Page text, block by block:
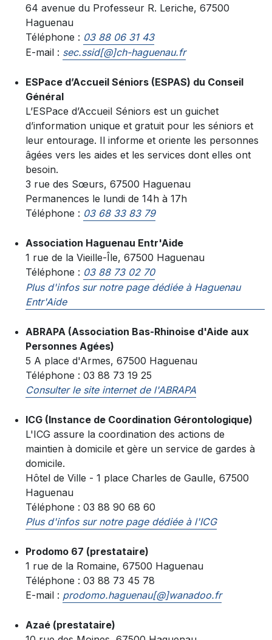
64 avenue du Professeur R. Leriche, 67500
Haguenau
Téléphone : 03 88 06 31 43
E-mail : sec.ssid[@]ch-haguenau.fr
ESPace d’Accueil Séniors (ESPAS) du Conseil
Général
L’ESPace d’Accueil Séniors est un guichet
d’information unique et gratuit pour les séniors et
leur entourage. Il informe et oriente les personnes
âgées vers les aides et les services dont elles ont
besoin.
3 rue des Sœurs, 67500 Haguenau
Permanences le lundi de 14h à 17h
Téléphone : 03 68 33 83 79
Association Haguenau Entr'Aide
1 rue de la Vieille-Île, 67500 Haguenau
Téléphone : 03 88 73 02 70
Plus d'infos sur notre page dédiée à Haguenau
Entr'Aide
ABRAPA (Association Bas-Rhinoise d'Aide aux
Personnes Agées)
5 A place d'Armes, 67500 Haguenau
Téléphone : 03 88 73 19 25
Consulter le site internet de l'ABRAPA
ICG (Instance de Coordination Gérontologique)
L'ICG assure la coordination des actions de
maintien à domicile et gère un service de gardes à
domicile.
Hôtel de Ville - 1 place Charles de Gaulle, 67500
Haguenau
Téléphone : 03 88 90 68 60
Plus d'infos sur notre page dédiée à l'ICG
Prodomo 67 (prestataire)
1 rue de la Romaine, 67500 Haguenau
Téléphone : 03 88 73 45 78
E-mail : prodomo.haguenau[@]wanadoo.fr
Azaé (prestataire)